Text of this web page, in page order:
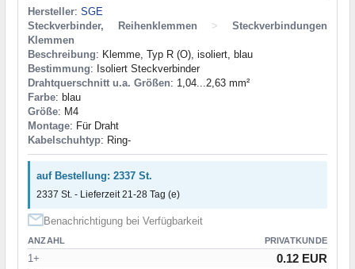
Hersteller: SGE
Steckverbinder, Reihenklemmen
>
Steckverbindungen
Klemmen
Beschreibung: Klemme, Typ R (О), isoliert, blau
Bestimmung: Isoliert Steckverbinder
Drahtquerschnitt u.a. Größen: 1,04...2,63 mm²
Farbe: blau
Größe: M4
Montage: Für Draht
Kabelschuhtyp: Ring-
auf Bestellung: 2337 St.
2337 St. - Lieferzeit 21-28 Tag (e)
Benachrichtigung bei Verfügbarkeit
ANZAHL PRIVATKUNDE
1+ 0.12 EUR